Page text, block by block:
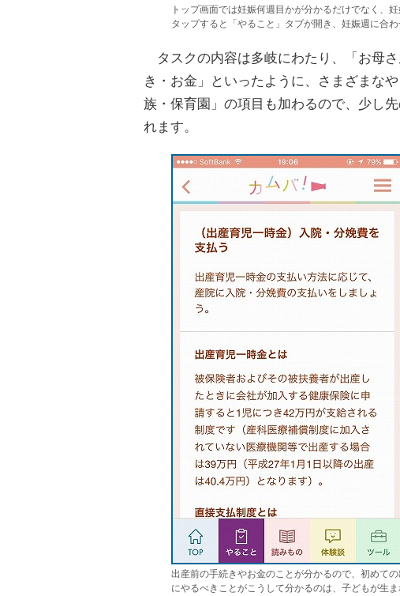
トップ画面では妊娠何週目かが分かるだけでなく、
タップすると「やること」タブが開き、妊娠週に合
タスクの内容は多岐にわたり、「お母
き・お金」といったように、さまざまな
族・保育園」の項目も加わるので、少し
れます。
出産前の手続きやお金のことが分かるので、初めて
にやるべきことがこうして分かるのは、子どもが生